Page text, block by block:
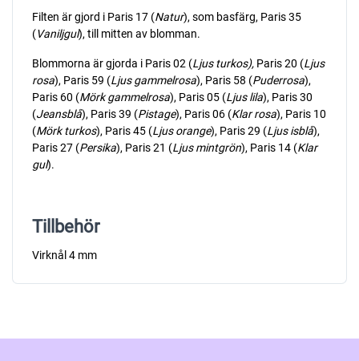
Filten är gjord i Paris 17 (Natur), som basfärg, Paris 35
(Vaniljgul), till mitten av blomman.
Blommorna är gjorda i Paris 02 (Ljus turkos), Paris 20 (Ljus
rosa), Paris 59 (Ljus gammelrosa), Paris 58 (Puderrosa),
Paris 60 (Mörk gammelrosa), Paris 05 (Ljus lila), Paris 30
(Jeansblå), Paris 39 (Pistage), Paris 06 (Klar rosa), Paris 10
(Mörk turkos), Paris 45 (Ljus orange), Paris 29 (Ljus isblå),
Paris 27 (Persika), Paris 21 (Ljus mintgrön), Paris 14 (Klar
gul).
Tillbehör
Virknål 4 mm